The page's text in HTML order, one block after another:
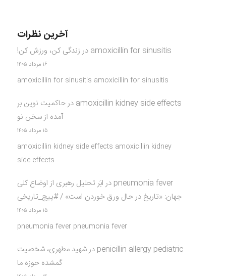
آخرین نظرات
amoxicillin for sinusitis درزندگی کن، ورزش کن!
۱۶ مرداد ۱۴۰۵
amoxicillin for sinusitis amoxicillin for sinusitis
amoxicillin kidney side effects درحاکمیت نوین بر
آمده از سخن نو
۱۵ مرداد ۱۴۰۵
amoxicillin kidney side effects amoxicillin kidney
side effects
pneumonia fever درابَر تحلیل رهبری از اوضاع کلی
جهان: «تاریخ در حال ورق خوردن است» / #پیچ_تاریخی
۱۵ مرداد ۱۴۰۵
pneumonia fever pneumonia fever
penicillin allergy pediatric درشهید مطهری، شخصیت
گمشده حوزه ما